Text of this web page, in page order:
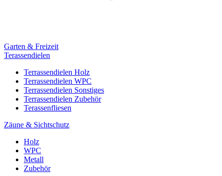
Garten & Freizeit
Terassendielen
Terrassendielen Holz
Terrassendielen WPC
Terrassendielen Sonstiges
Terrassendielen Zubehör
Terassenfliesen
Zäune & Sichtschutz
Holz
WPC
Metall
Zubehör